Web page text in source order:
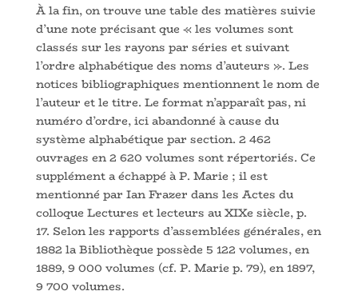
À la fin, on trouve une table des matières suivie
d’une note précisant que « les volumes sont
classés sur les rayons par séries et suivant
l’ordre alphabétique des noms d’auteurs ». Les
notices bibliographiques mentionnent le nom de
l’auteur et le titre. Le format n’apparaît pas, ni
numéro d’ordre, ici abandonné à cause du
système alphabétique par section. 2 462
ouvrages en 2 620 volumes sont répertoriés. Ce
supplément a échappé à P. Marie ; il est
mentionné par Ian Frazer dans les Actes du
colloque Lectures et lecteurs au XIXe siècle, p.
17. Selon les rapports d’assemblées générales, en
1882 la Bibliothèque possède 5 122 volumes, en
1889, 9 000 volumes (cf. P. Marie p. 79), en 1897,
9 700 volumes.